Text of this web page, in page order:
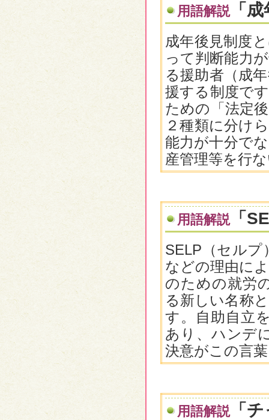
用語解説「成
成年後見制度
って判断能力
る援助者（成
援する制度で
ための「法定
２種類に分け
能力が十分で
産管理等を行
用語解説「
SELP（セル
などの理由に
のための就労
る新しい名称
す。自助自立
あり、ハンデ
決意がこの言
用語解説「チ